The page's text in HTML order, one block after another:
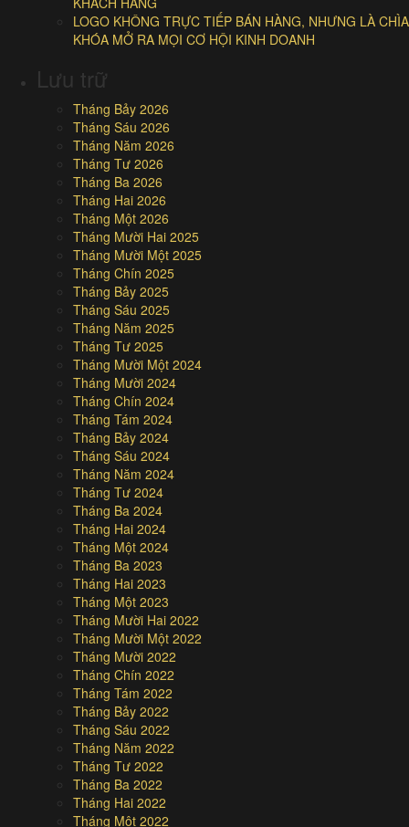
LOGO KHÔNG TRỰC TIẾP BÁN HÀNG, NHƯNG LÀ CHÌA
KHÓA MỞ RA MỌI CƠ HỘI KINH DOANH
Lưu trữ
Tháng Bảy 2026
Tháng Sáu 2026
Tháng Năm 2026
Tháng Tư 2026
Tháng Ba 2026
Tháng Hai 2026
Tháng Một 2026
Tháng Mười Hai 2025
Tháng Mười Một 2025
Tháng Chín 2025
Tháng Bảy 2025
Tháng Sáu 2025
Tháng Năm 2025
Tháng Tư 2025
Tháng Mười Một 2024
Tháng Mười 2024
Tháng Chín 2024
Tháng Tám 2024
Tháng Bảy 2024
Tháng Sáu 2024
Tháng Năm 2024
Tháng Tư 2024
Tháng Ba 2024
Tháng Hai 2024
Tháng Một 2024
Tháng Ba 2023
Tháng Hai 2023
Tháng Một 2023
Tháng Mười Hai 2022
Tháng Mười Một 2022
Tháng Mười 2022
Tháng Chín 2022
Tháng Tám 2022
Tháng Bảy 2022
Tháng Sáu 2022
Tháng Năm 2022
Tháng Tư 2022
Tháng Ba 2022
Tháng Hai 2022
Tháng Một 2022